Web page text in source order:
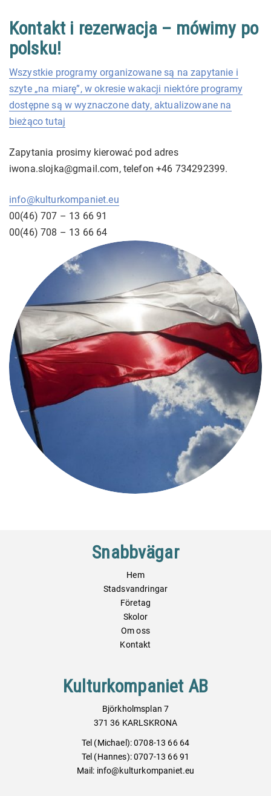
Kontakt i rezerwacja – mówimy po
polsku!
Wszystkie programy organizowane są na zapytanie i
szyte „na miarę”, w okresie wakacji niektóre programy
dostępne są w wyznaczone daty, aktualizowane na
bieżąco tutaj
Zapytania prosimy kierować pod adres
iwona.slojka@gmail.com, telefon +46 734292399.
info@kulturkompaniet.eu
00(46) 707 – 13 66 91
00(46) 708 – 13 66 64
Snabbvägar
Hem
Stadsvandringar
Företag
Skolor
Om oss
Kontakt
Kulturkompaniet AB
Björkholmsplan 7
371 36 KARLSKRONA
Tel (Michael): 0708-13 66 64
Tel (Hannes): 0707-13 66 91
Mail: info@kulturkompaniet.eu